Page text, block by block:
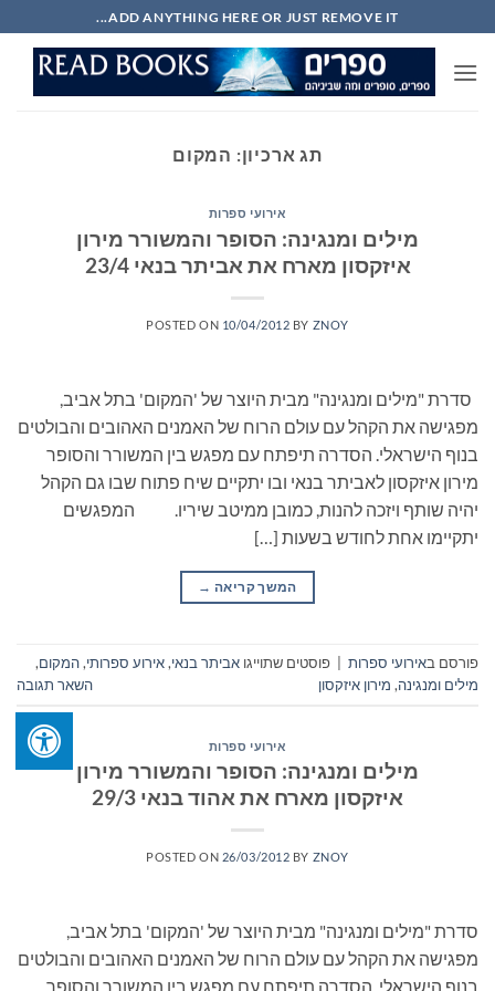
to
content
ADD ANYTHING HERE OR JUST REMOVE IT...
תג ארכיון: המקום
אירועי ספרות
מילים ומנגינה: הסופר והמשורר מירון
איזקסון מארח את אביתר בנאי 23/4
POSTED ON 10/04/2012 BY ZNOY
סדרת "מילים ומנגינה" מבית היוצר של 'המקום' בתל אביב,
מפגישה את הקהל עם עולם הרוח של האמנים האהובים והבולטים
בנוף הישראלי. הסדרה תיפתח עם מפגש בין המשורר והסופר
מירון איזקסון לאביתר בנאי ובו יתקיים שיח פתוח שבו גם הקהל
יהיה שותף ויזכה להנות, כמובן ממיטב שיריו. המפגשים
יתקיימו אחת לחודש בשעות […]
המשך קריאה →
פורסם באירועי ספרות פוסטים שתוייגו אביתר בנאי,אירוע ספרותי,המקום,
מילים ומנגינה, מירון איזקסון השאר תגובה
אירועי ספרות
מילים ומנגינה: הסופר והמשורר מירון
איזקסון מארח את אהוד בנאי 29/3
POSTED ON 26/03/2012 BY ZNOY
סדרת "מילים ומנגינה" מבית היוצר של 'המקום' בתל אביב,
מפגישה את הקהל עם עולם הרוח של האמנים האהובים והבולטים
בנוף הישראלי. הסדרה תיפתח עם מפגש בין המשורר והסופר